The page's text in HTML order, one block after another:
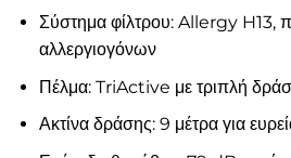
Σύστημα φίλτρου: Allergy H13,
αλλεργιογόνων
Πέλμα: TriActive με τριπλή
Ακτίνα δράσης: 9 μέτρα για